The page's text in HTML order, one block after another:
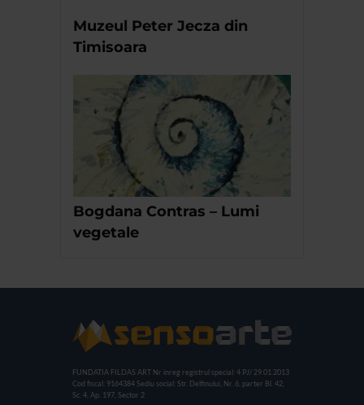
Muzeul Peter Jecza din
Timisoara
Bogdana Contras – Lumi
vegetale
FUNDATIA FILDAS ART Nr inreg registrul special: 4 PJ/ 29.01.2013
Cod fiscal: 9164384 Sediu social: Str. Delfinului, Nr. 6, parter Bl. 42,
Sc. 4, Ap. 197, Sector 2